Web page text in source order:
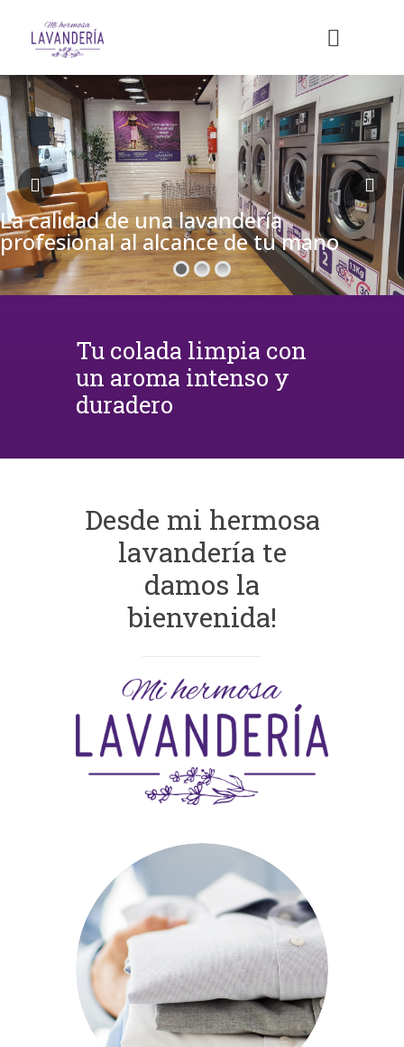
La calidad de una lavandería
profesional al alcance de tu mano
Tu colada limpia con
un aroma intenso y
duradero
Desde mi hermosa
lavandería te
damos la
bienvenida!